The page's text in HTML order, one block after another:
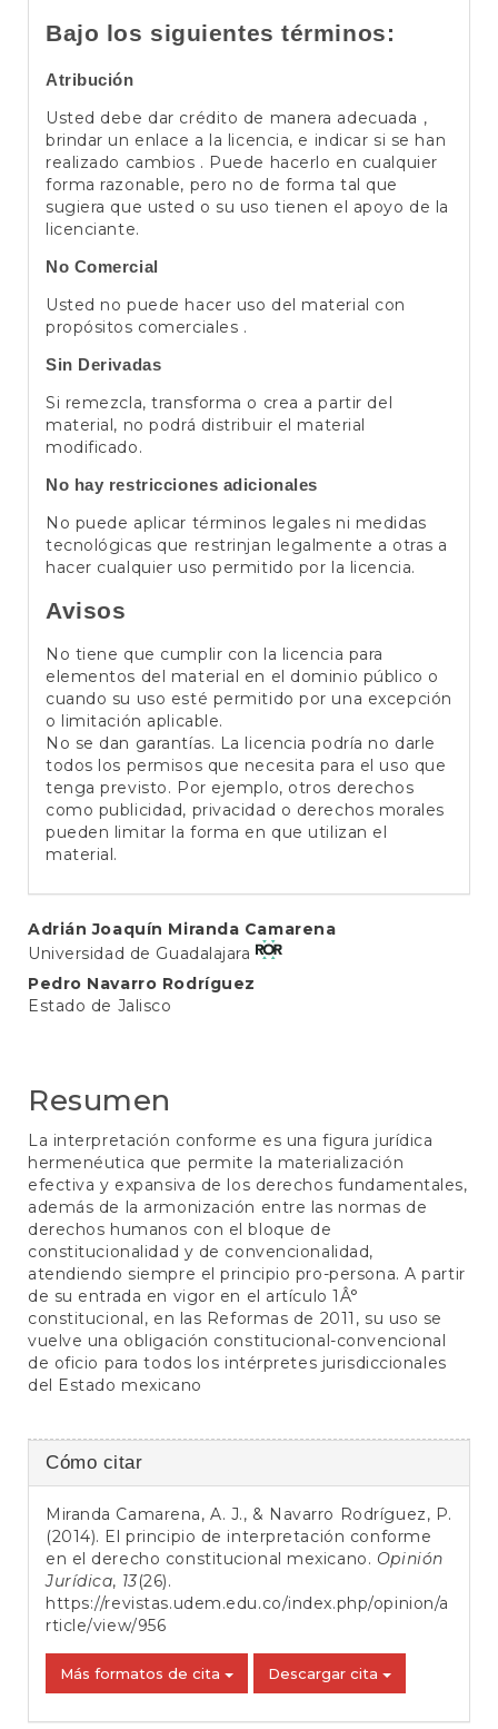
Bajo los siguientes términos:
Atribución
Usted debe dar crédito de manera adecuada ,
brindar un enlace a la licencia, e indicar si se han
realizado cambios . Puede hacerlo en cualquier
forma razonable, pero no de forma tal que
sugiera que usted o su uso tienen el apoyo de la
licenciante.
No Comercial
Usted no puede hacer uso del material con
propósitos comerciales .
Sin Derivadas
Si remezcla, transforma o crea a partir del
material, no podrá distribuir el material
modificado.
No hay restricciones adicionales
No puede aplicar términos legales ni medidas
tecnológicas que restrinjan legalmente a otras a
hacer cualquier uso permitido por la licencia.
Avisos
No tiene que cumplir con la licencia para
elementos del material en el dominio público o
cuando su uso esté permitido por una excepción
o limitación aplicable.
No se dan garantías. La licencia podría no darle
todos los permisos que necesita para el uso que
tenga previsto. Por ejemplo, otros derechos
como publicidad, privacidad o derechos morales
pueden limitar la forma en que utilizan el
material.
Contenido
principal
del
Adrián Joaquín Miranda Camarena
Universidad de Guadalajara
Pedro Navarro Rodríguez
Estado de Jalisco
Resumen
La interpretación conforme es una figura jurídica
hermenéutica que permite la materialización
efectiva y expansiva de los derechos fundamentales,
además de la armonización entre las normas de
derechos humanos con el bloque de
constitucionalidad y de convencionalidad,
atendiendo siempre el principio pro-persona. A partir
de su entrada en vigor en el artículo 1Â°
constitucional, en las Reformas de 2011, su uso se
vuelve una obligación constitucional-convencional
de oficio para todos los intérpretes jurisdiccionales
del Estado mexicano
Detalles
del
artículo
Cómo citar
Miranda Camarena, A. J., & Navarro Rodríguez, P.
(2014). El principio de interpretación conforme
en el derecho constitucional mexicano. Opinión
Jurídica, 13(26).
https://revistas.udem.edu.co/index.php/opinion/a
rticle/view/956
Más formatos de cita Descargar cita